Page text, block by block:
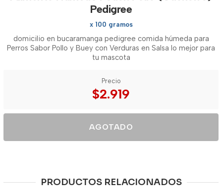
Pedigree
x 100 gramos
domicilio en bucaramanga pedigree comida húmeda para
Perros Sabor Pollo y Buey con Verduras en Salsa lo mejor para
tu mascota
Precio
$2.919
AGOTADO
PRODUCTOS RELACIONADOS